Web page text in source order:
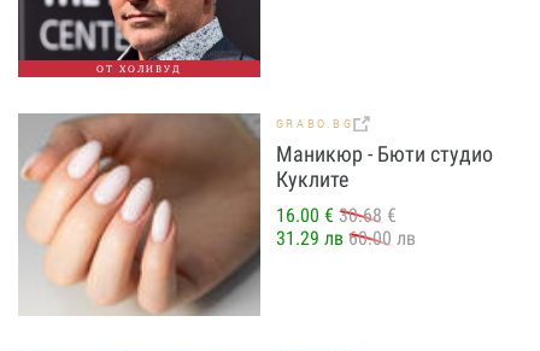
ОТ ХОЛИВУД
GRABO.BG
Маникюр - Бюти студио
Куклите
16.00 € 30.68 €
31.29 лв 60.00 лв